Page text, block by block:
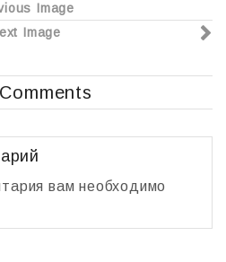
e
b
o
o
k
er р
в
и
т
Image
Image
вам необходимо